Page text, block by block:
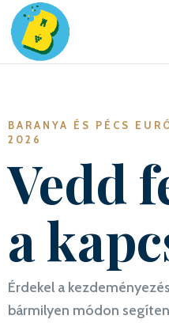
BARANYA ÉS PÉCS
2026
Vedd
a
Érdekel a
bármilyen módon